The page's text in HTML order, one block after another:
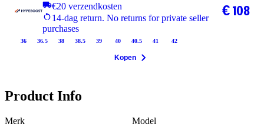
€20 verzendkosten
14-dag return. No returns for private seller
purchases
36 36.5 38 38.5 39 40 40.5 41 42
€ 108
Kopen
Product Info
Merk
Model